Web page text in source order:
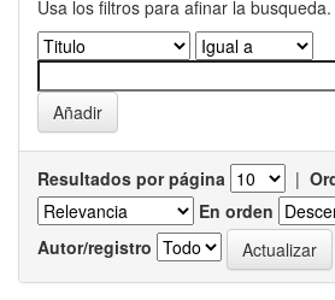
Usa los filtros para afinar la busqueda.
Resultados por página |
En orden
Autor/registro